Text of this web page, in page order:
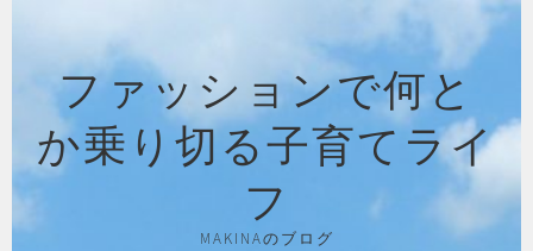
ファッションで何と
か乗り切る子育てライ
フ
MAKINAのブログ